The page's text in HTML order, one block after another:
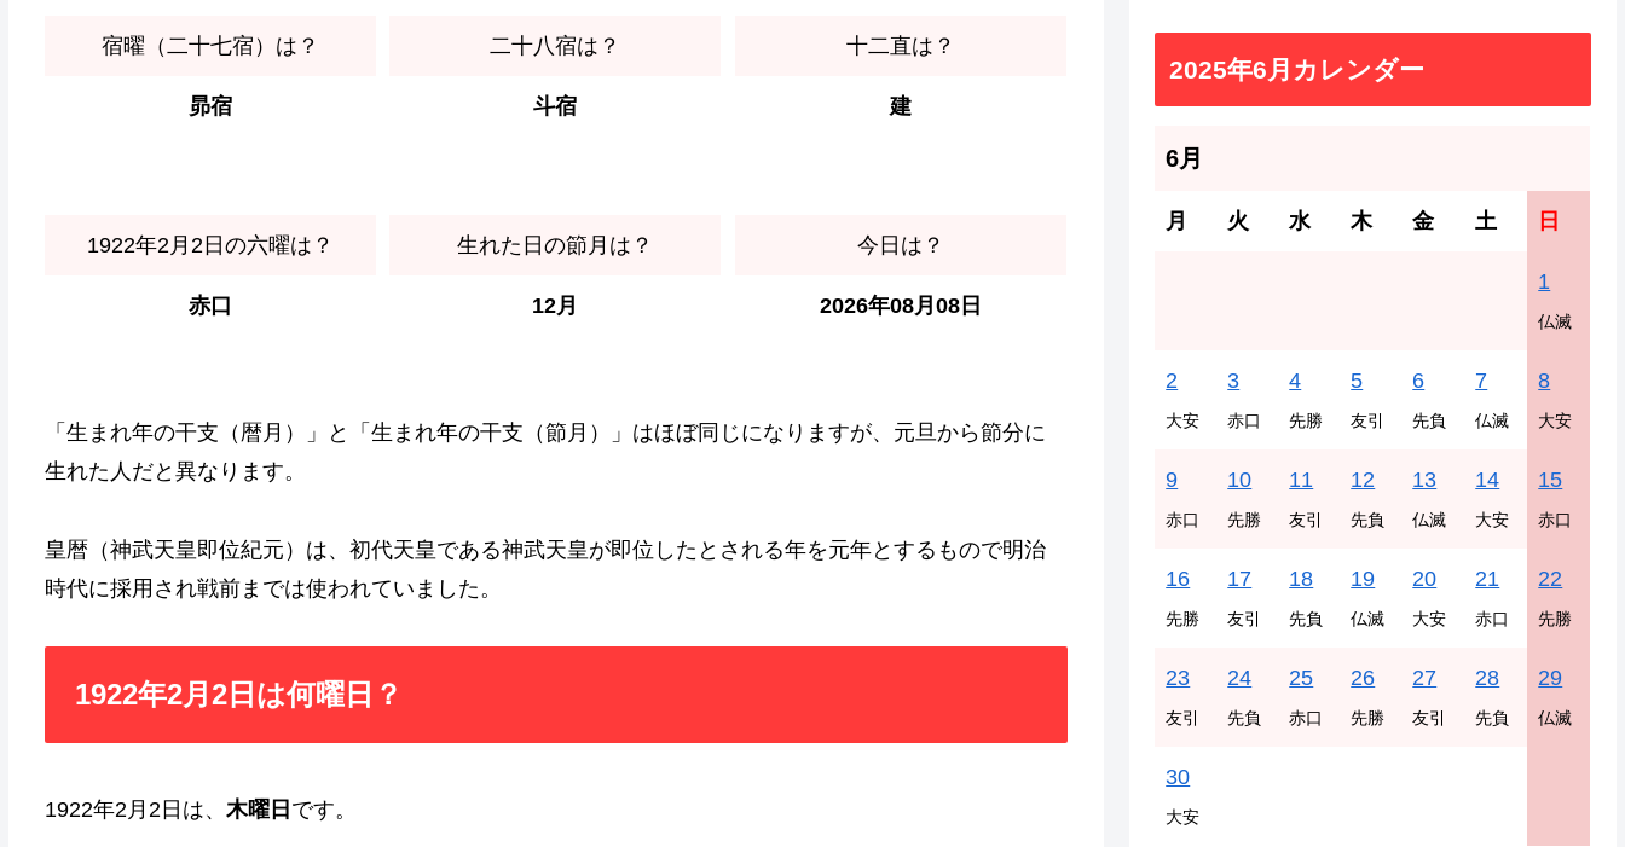
宿曜（二十七宿）は？
昴宿
二十八宿は？
斗宿
十二直は？
建
1922年2月2日の六曜は？
赤口
生れた日の節月は？
12月
今日は？
2026年08月08日
「生まれ年の干支（暦月）」と「生まれ年の干支（節月）」はほぼ同じになりますが、元旦から節分に
生れた人だと異なります。
皇暦（神武天皇即位紀元）は、初代天皇である神武天皇が即位したとされる年を元年とするもので明治
時代に採用され戦前までは使われていました。
1922年2月2日は何曜日？
1922年2月2日は、 木曜日 です。
2025年6月カレンダー
6月
月 火 水 木 金 土 日
1
仏滅
2
大安
3
赤口
4
先勝
5
友引
6
先負
7
仏滅
8
大安
9
赤口
10
先勝
11
友引
12
先負
13
仏滅
14
大安
15
赤口
16
先勝
17
友引
18
先負
19
仏滅
20
大安
21
赤口
22
先勝
23
友引
24
先負
25
赤口
26
先勝
27
友引
28
先負
29
仏滅
30
大安